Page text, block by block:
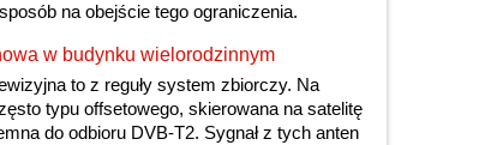
na obejście tego ograniczenia.
w budynku wielorodzinnym
to z reguły system zbiorczy. Na
typu offsetowego, skierowana na satelitę
do odbioru DVB-T2. Sygnał z tych anten